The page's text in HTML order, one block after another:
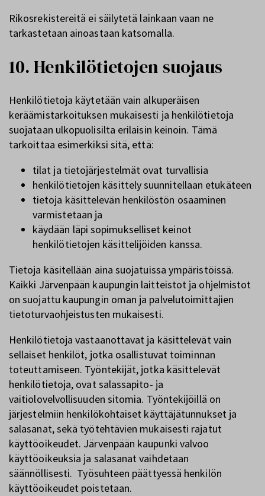
Rikosrekistereitä ei säilytetä lainkaan vaan ne
tarkastetaan ainoastaan katsomalla.
10. Henkilötietojen suojaus
Henkilötietoja käytetään vain alkuperäisen
keräämistarkoituksen mukaisesti ja henkilötietoja
suojataan ulkopuolisilta erilaisin keinoin. Tämä
tarkoittaa esimerkiksi sitä, että:
tilat ja tietojärjestelmät ovat turvallisia
henkilötietojen käsittely suunnitellaan etukäteen
tietoja käsittelevän henkilöstön osaaminen
varmistetaan ja
käydään läpi sopimukselliset keinot
henkilötietojen käsittelijöiden kanssa.
Tietoja käsitellään aina suojatuissa ympäristöissä.
Kaikki Järvenpään kaupungin laitteistot ja ohjelmistot
on suojattu kaupungin oman ja palvelutoimittajien
tietoturvaohjeistusten mukaisesti.
Henkilötietoja vastaanottavat ja käsittelevät vain
sellaiset henkilöt, jotka osallistuvat toiminnan
toteuttamiseen. Työntekijät, jotka käsittelevät
henkilötietoja, ovat salassapito- ja
vaitiolovelvollisuuden sitomia. Työntekijöillä on
järjestelmiin henkilökohtaiset käyttäjätunnukset ja
salasanat, sekä työtehtävien mukaisesti rajatut
käyttöoikeudet. Järvenpään kaupunki valvoo
käyttöoikeuksia ja salasanat vaihdetaan
säännöllisesti. Työsuhteen päättyessä henkilön
käyttöoikeudet poistetaan.